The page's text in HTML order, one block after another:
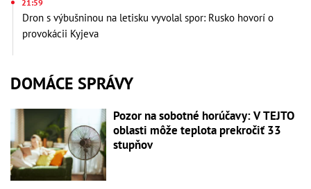
21:59
Dron s výbušninou na letisku vyvolal spor: Rusko hovorí o
provokácii Kyjeva
DOMÁCE SPRÁVY
Pozor na sobotné horúčavy: V TEJTO
oblasti môže teplota prekročiť 33
stupňov